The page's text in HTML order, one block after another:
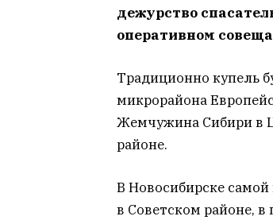
дежурство
оперативном
Традиционно купель
микрорайона
Жемчужина Сибири в
районе.
В Новосибирске
в Советском районе,